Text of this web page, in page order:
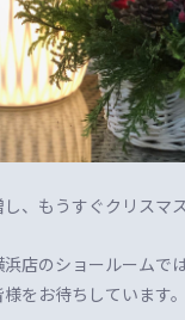
、もうすぐクリスマス
店のショールームで
をお待ちしています。